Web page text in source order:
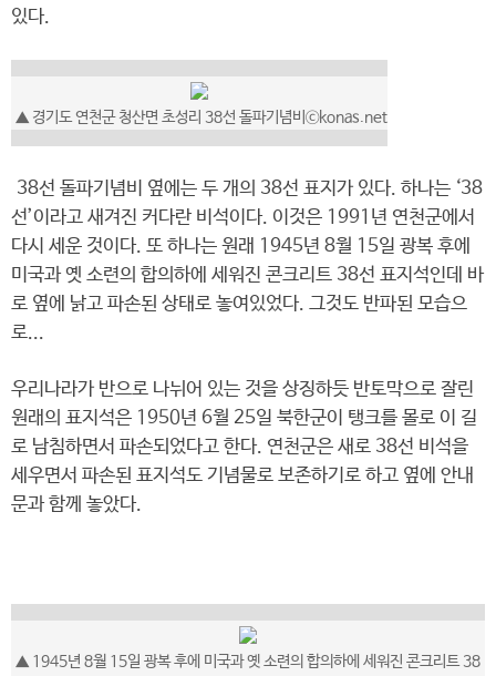
있다.
▲ 경기도 연천군 청산면 초성리 38선 돌파기념비ⓒkonas.net
38선 돌파기념비 옆에는 두 개의 38선 표지가 있다. 하나는 ‘38
선’이라고 새겨진 커다란 비석이다. 이것은 1991년 연천군에서
다시 세운 것이다. 또 하나는 원래 1945년 8월 15일 광복 후에
미국과 옛 소련의 합의하에 세워진 콘크리트 38선 표지석인데 바
로 옆에 낡고 파손된 상태로 놓여있었다. 그것도 반파된 모습으
로...
우리나라가 반으로 나뉘어 있는 것을 상징하듯 반토막으로 잘린
원래의 표지석은 1950년 6월 25일 북한군이 탱크를 몰로 이 길
로 남침하면서 파손되었다고 한다. 연천군은 새로 38선 비석을
세우면서 파손된 표지석도 기념물로 보존하기로 하고 옆에 안내
문과 함께 놓았다.
▲ 1945년 8월 15일 광복 후에 미국과 옛 소련의 합의하에 세워진 콘크리트 38